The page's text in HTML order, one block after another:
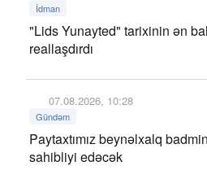
İdman
"Lids Yunayted" tarixinin ən
reallaşdırdı
07.08.2026, 10:28
Gündəm
Paytaxtımız beynəlxalq
sahibliyi edəcək